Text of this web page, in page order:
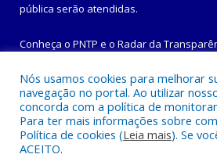
pública serão atendidas.
Conheça o PNTP e o Radar da
Todos os direitos reservados a
Maracanã.
Nós usamos cookies para melhorar
navegação no portal. Ao utilizar
concorda com a política de
Para ter mais informações sobre
Política de cookies (Leia mais). Se
ACEITO.